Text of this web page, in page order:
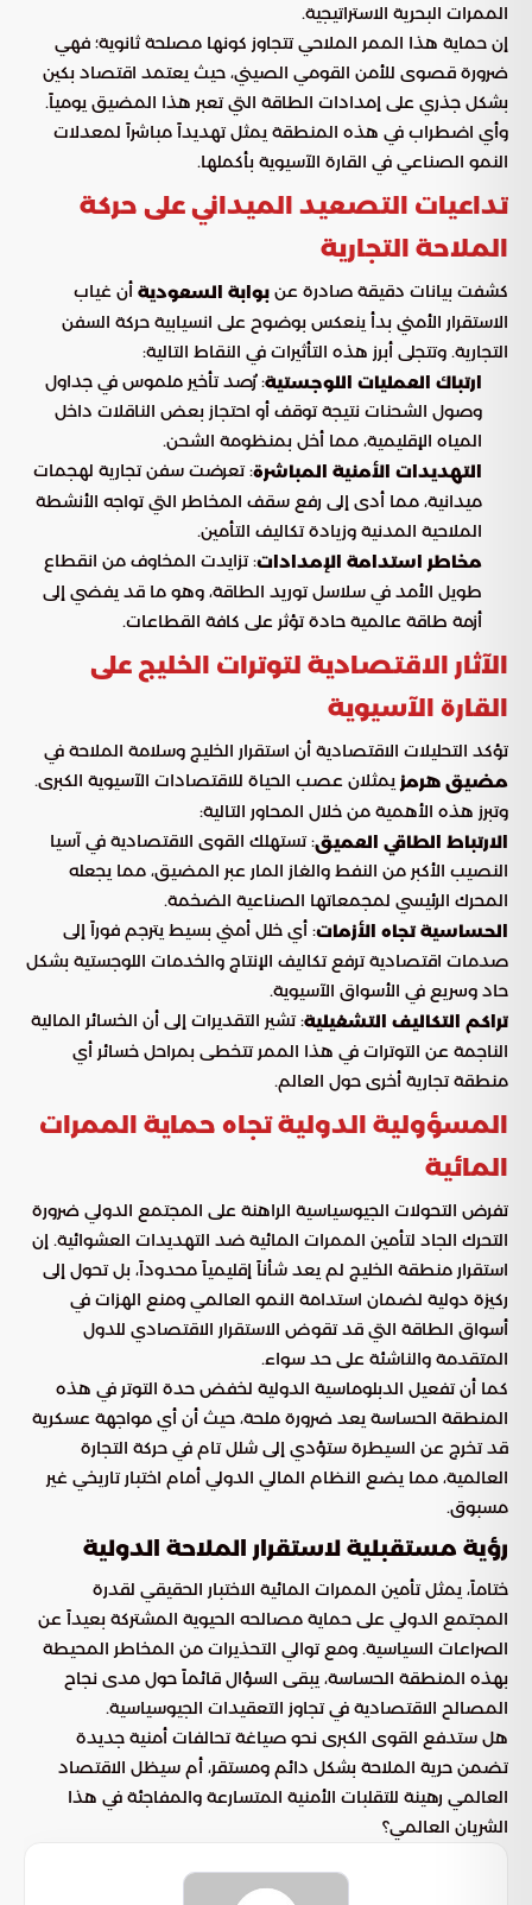
الممرات البحرية الاستراتيجية.
إن حماية هذا الممر الملاحي تتجاوز كونها مصلحة ثانوية؛ فهي
ضرورة قصوى للأمن القومي الصيني، حيث يعتمد اقتصاد بكين
بشكل جذري على إمدادات الطاقة التي تعبر هذا المضيق يومياً.
وأي اضطراب في هذه المنطقة يمثل تهديداً مباشراً لمعدلات
النمو الصناعي في القارة الآسيوية بأكملها.
تداعيات التصعيد الميداني على حركة
الملاحة التجارية
كشفت بيانات دقيقة صادرة عن بوابة السعودية أن غياب
الاستقرار الأمني بدأ ينعكس بوضوح على انسيابية حركة السفن
التجارية. وتتجلى أبرز هذه التأثيرات في النقاط التالية:
ارتباك العمليات اللوجستية: رُصد تأخير ملموس في جداول
وصول الشحنات نتيجة توقف أو احتجاز بعض الناقلات داخل
المياه الإقليمية، مما أخل بمنظومة الشحن.
التهديدات الأمنية المباشرة: تعرضت سفن تجارية لهجمات
ميدانية، مما أدى إلى رفع سقف المخاطر التي تواجه الأنشطة
الملاحية المدنية وزيادة تكاليف التأمين.
مخاطر استدامة الإمدادات: تزايدت المخاوف من انقطاع
طويل الأمد في سلاسل توريد الطاقة، وهو ما قد يفضي إلى
أزمة طاقة عالمية حادة تؤثر على كافة القطاعات.
الآثار الاقتصادية لتوترات الخليج على
القارة الآسيوية
تؤكد التحليلات الاقتصادية أن استقرار الخليج وسلامة الملاحة في
مضيق هرمز يمثلان عصب الحياة للاقتصادات الآسيوية الكبرى.
وتبرز هذه الأهمية من خلال المحاور التالية:
الارتباط الطاقي العميق: تستهلك القوى الاقتصادية في آسيا
النصيب الأكبر من النفط والغاز المار عبر المضيق، مما يجعله
المحرك الرئيسي لمجمعاتها الصناعية الضخمة.
الحساسية تجاه الأزمات: أي خلل أمني بسيط يترجم فوراً إلى
صدمات اقتصادية ترفع تكاليف الإنتاج والخدمات اللوجستية بشكل
حاد وسريع في الأسواق الآسيوية.
تراكم التكاليف التشغيلية: تشير التقديرات إلى أن الخسائر المالية
الناجمة عن التوترات في هذا الممر تتخطى بمراحل خسائر أي
منطقة تجارية أخرى حول العالم.
المسؤولية الدولية تجاه حماية الممرات
المائية
تفرض التحولات الجيوسياسية الراهنة على المجتمع الدولي ضرورة
التحرك الجاد لتأمين الممرات المائية ضد التهديدات العشوائية. إن
استقرار منطقة الخليج لم يعد شأناً إقليمياً محدوداً، بل تحول إلى
ركيزة دولية لضمان استدامة النمو العالمي ومنع الهزات في
أسواق الطاقة التي قد تقوض الاستقرار الاقتصادي للدول
المتقدمة والناشئة على حد سواء.
كما أن تفعيل الدبلوماسية الدولية لخفض حدة التوتر في هذه
المنطقة الحساسة يعد ضرورة ملحة، حيث أن أي مواجهة عسكرية
قد تخرج عن السيطرة ستؤدي إلى شلل تام في حركة التجارة
العالمية، مما يضع النظام المالي الدولي أمام اختبار تاريخي غير
مسبوق.
رؤية مستقبلية لاستقرار الملاحة الدولية
ختاماً، يمثل تأمين الممرات المائية الاختبار الحقيقي لقدرة
المجتمع الدولي على حماية مصالحه الحيوية المشتركة بعيداً عن
الصراعات السياسية. ومع توالي التحذيرات من المخاطر المحيطة
بهذه المنطقة الحساسة، يبقى السؤال قائماً حول مدى نجاح
المصالح الاقتصادية في تجاوز التعقيدات الجيوسياسية.
هل ستدفع القوى الكبرى نحو صياغة تحالفات أمنية جديدة
تضمن حرية الملاحة بشكل دائم ومستقر، أم سيظل الاقتصاد
العالمي رهينة للتقلبات الأمنية المتسارعة والمفاجئة في هذا
الشريان العالمي؟